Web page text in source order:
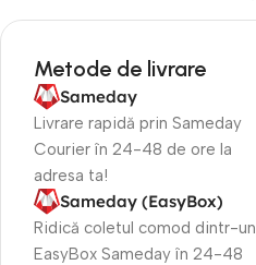
Metode de livrare
Sameday
Livrare rapidă prin Sameday
Courier în 24-48 de ore la
adresa ta!
Sameday (EasyBox)
Ridică coletul comod dintr-un
EasyBox Sameday în 24-48